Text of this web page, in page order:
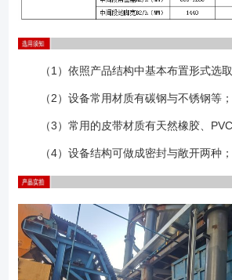
（1）依照产品结构中基本布置形式选取
（2）设备常用材质有碳钢与不锈钢等；
（3）常用的皮带材质有天然橡胶、PVC
（4）设备结构可做成密封与敞开两种；